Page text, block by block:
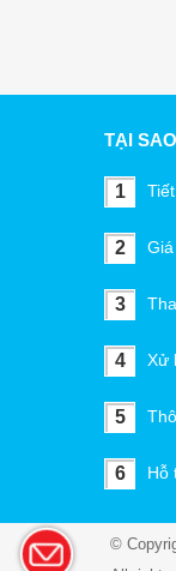
TẠI
1
2
3
4 Xử
5
6 Hỗ
©